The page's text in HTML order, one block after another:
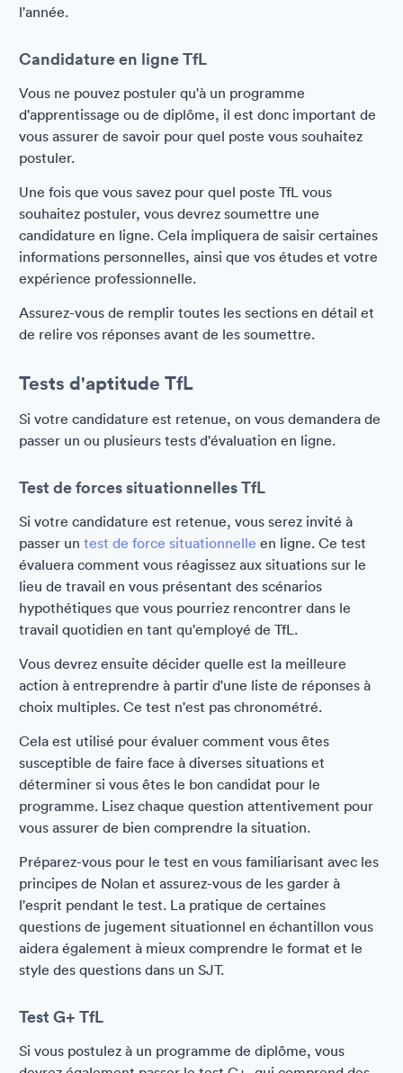
l'année.
Candidature en ligne TfL
Vous ne pouvez postuler qu'à un programme
d'apprentissage ou de diplôme, il est donc important de
vous assurer de savoir pour quel poste vous souhaitez
postuler.
Une fois que vous savez pour quel poste TfL vous
souhaitez postuler, vous devrez soumettre une
candidature en ligne. Cela impliquera de saisir certaines
informations personnelles, ainsi que vos études et votre
expérience professionnelle.
Assurez-vous de remplir toutes les sections en détail et
de relire vos réponses avant de les soumettre.
Tests d'aptitude TfL
Si votre candidature est retenue, on vous demandera de
passer un ou plusieurs tests d'évaluation en ligne.
Test de forces situationnelles TfL
Si votre candidature est retenue, vous serez invité à
passer un test de force situationnelle en ligne. Ce test
évaluera comment vous réagissez aux situations sur le
lieu de travail en vous présentant des scénarios
hypothétiques que vous pourriez rencontrer dans le
travail quotidien en tant qu'employé de TfL.
Vous devrez ensuite décider quelle est la meilleure
action à entreprendre à partir d'une liste de réponses à
choix multiples. Ce test n'est pas chronométré.
Cela est utilisé pour évaluer comment vous êtes
susceptible de faire face à diverses situations et
déterminer si vous êtes le bon candidat pour le
programme. Lisez chaque question attentivement pour
vous assurer de bien comprendre la situation.
Préparez-vous pour le test en vous familiarisant avec les
principes de Nolan et assurez-vous de les garder à
l'esprit pendant le test. La pratique de certaines
questions de jugement situationnel en échantillon vous
aidera également à mieux comprendre le format et le
style des questions dans un SJT.
Test G+ TfL
Si vous postulez à un programme de diplôme, vous